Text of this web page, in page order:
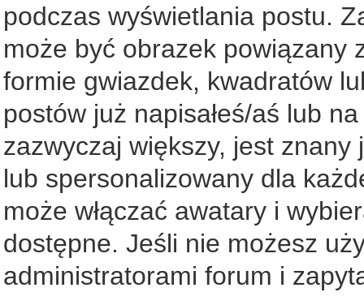
podczas wyświetlania postu.
może być obrazek powiązany
formie gwiazdek, kwadratów
postów już napisałeś/aś lub
zazwyczaj większy, jest
lub spersonalizowany dla
może włączać awatary i
dostępne. Jeśli nie możesz
administratorami forum i